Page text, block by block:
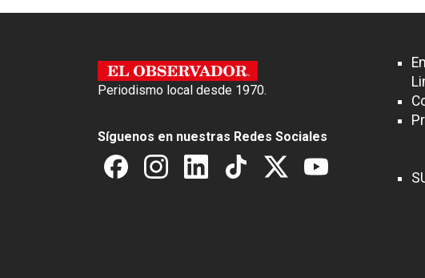
Periodismo local desde 1970.
Síguenos en nuestras Redes Sociales